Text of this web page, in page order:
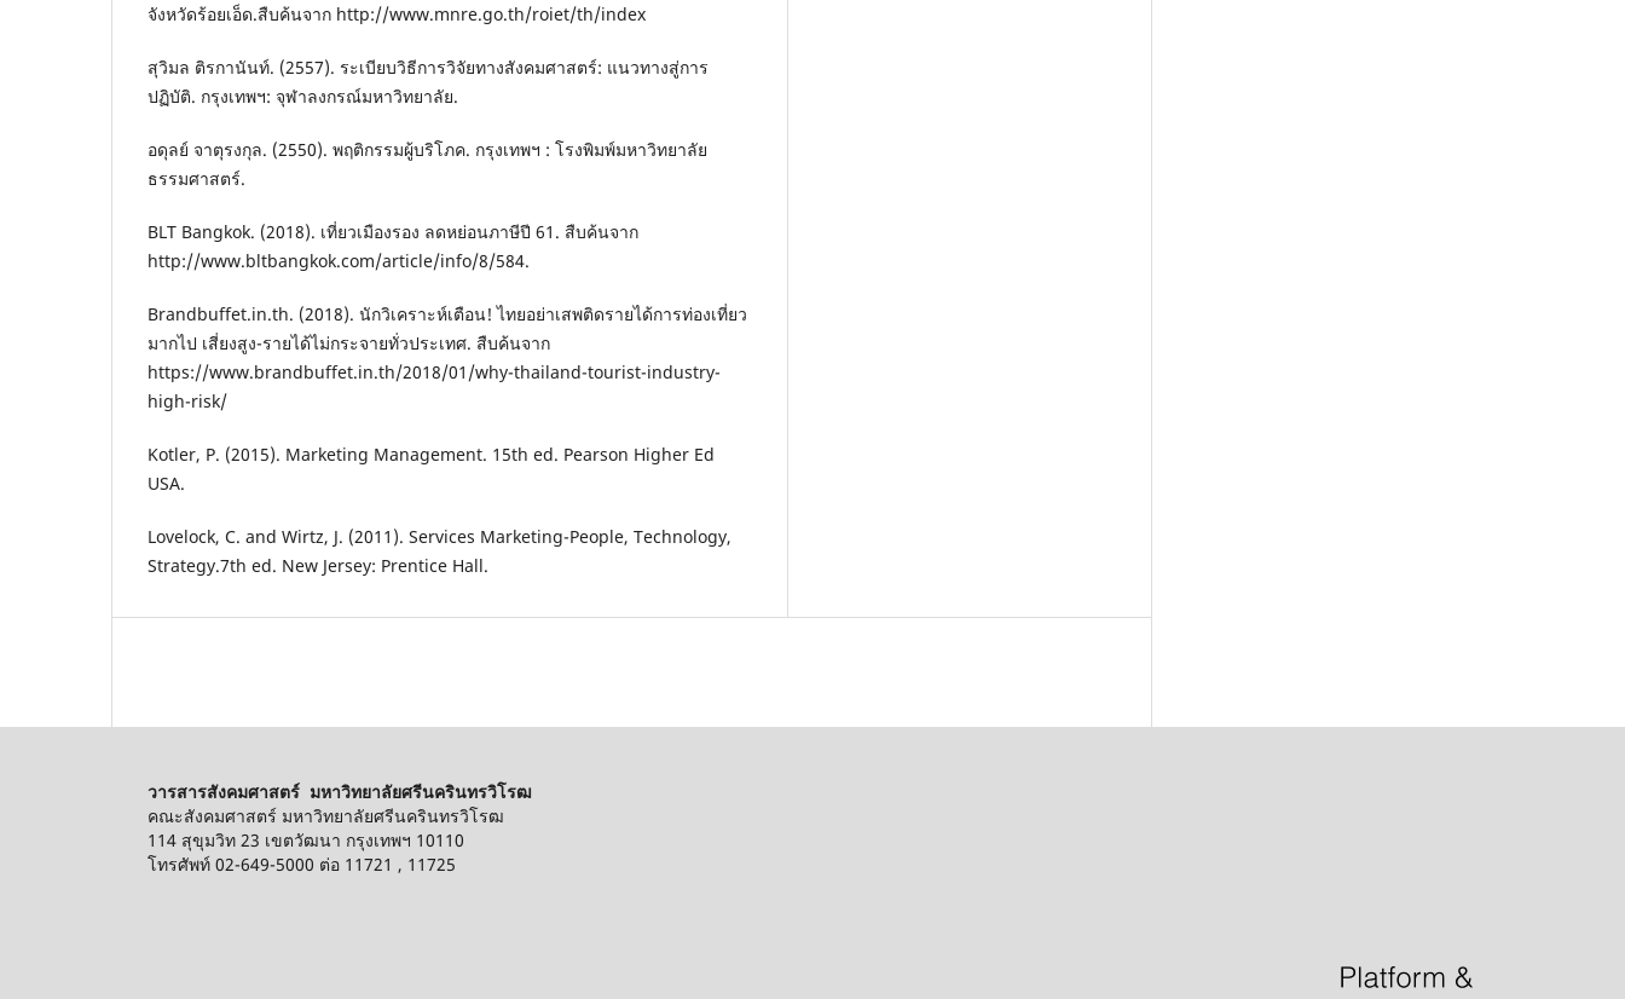
จังหวัดร้อยเอ็ด.สืบค้นจาก http://www.mnre.go.th/roiet/th/index
สุวิมล ติรกานันท์. (2557). ระเบียบวิธีการวิจัยทางสังคมศาสตร์: แนวทางสู่การ
ปฏิบัติ. กรุงเทพฯ: จุฬาลงกรณ์มหาวิทยาลัย.
อดุลย์ จาตุรงกุล. (2550). พฤติกรรมผู้บริโภค. กรุงเทพฯ : โรงพิมพ์มหาวิทยาลัย
ธรรมศาสตร์.
BLT Bangkok. (2018). เที่ยวเมืองรอง ลดหย่อนภาษีปี 61. สืบค้นจาก
http://www.bltbangkok.com/article/info/8/584.
Brandbuffet.in.th. (2018). นักวิเคราะห์เตือน! ไทยอย่าเสพติดรายได้การท่องเที่ยว
มากไป เสี่ยงสูง-รายได้ไม่กระจายทั่วประเทศ. สืบค้นจาก
https://www.brandbuffet.in.th/2018/01/why-thailand-tourist-industry-
high-risk/
Kotler, P. (2015). Marketing Management. 15th ed. Pearson Higher Ed
USA.
Lovelock, C. and Wirtz, J. (2011). Services Marketing-People, Technology,
Strategy.7th ed. New Jersey: Prentice Hall.
วารสารสังคมศาสตร์ มหาวิทยาลัยศรีนครินทรวิโรฒ
คณะสังคมศาสตร์ มหาวิทยาลัยศรีนครินทรวิโรฒ
114 สุขุมวิท 23 เขตวัฒนา กรุงเทพฯ 10110
โทรศัพท์ 02-649-5000 ต่อ 11721 , 11725